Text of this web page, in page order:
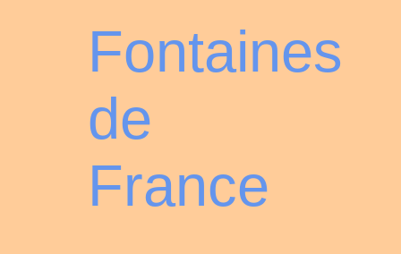
Fontaines
de
France